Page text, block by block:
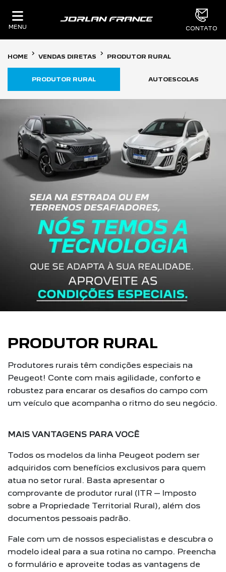
MENU CONTATO
HOME VENDAS DIRETAS PRODUTOR RURAL
AUTOESCOLAS
PRODUTOR RURAL
PRODUTOR RURAL
Produtores rurais têm condições especiais na
Peugeot! Conte com mais agilidade, conforto e
robustez para encarar os desafios do campo com
um veículo que acompanha o ritmo do seu negócio.
MAIS VANTAGENS PARA VOCÊ
Todos os modelos da linha Peugeot podem ser
adquiridos com benefícios exclusivos para quem
atua no setor rural. Basta apresentar o
comprovante de produtor rural (ITR – Imposto
sobre a Propriedade Territorial Rural), além dos
documentos pessoais padrão.
Fale com um de nossos especialistas e descubra o
modelo ideal para a sua rotina no campo. Preencha
o formulário e aproveite todas as vantagens de